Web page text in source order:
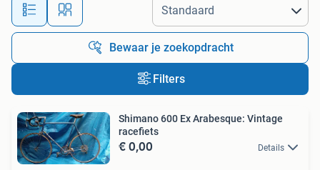
Alle afstanden…
Bewaar je zoekopdracht
Filters
Shimano 600 Ex Arabesque: Vintage
racefiets
€ 0,00 Details